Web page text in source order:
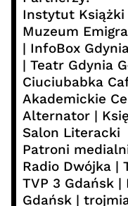
Instytut
Muzeum
| InfoBox
| Teatr Gdynia
Ciuciubabka
Akademickie
Alternator |
Salon Literacki
Patroni
Radio Dwójka |
TVP 3 Gdańsk |
Gdańsk |